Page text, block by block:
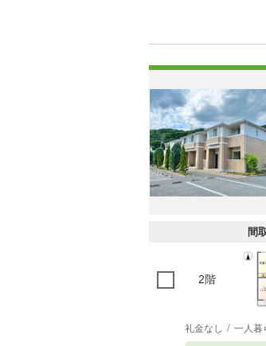
間
2階
礼金なし 一人暮